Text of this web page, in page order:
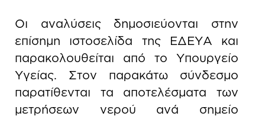
Οι αναλύσεις δημοσιεύονται στην
επίσημη ιστοσελίδα της ΕΔΕΥΑ και
παρακολουθείται από το Υπουργείο
Υγείας. Στον παρακάτω σύνδεσμο
παρατίθενται τα αποτελέσματα των
μετρήσεων νερού ανά σημείο